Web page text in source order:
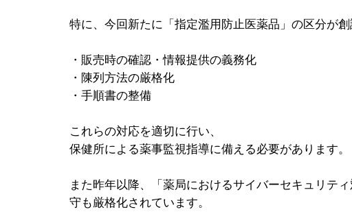
特に、今回新たに「指定濫用防止医薬品」の区分が創
・販売時の確認・情報提供の義務化
・陳列方法の厳格化
・手順書の整備
これらの対応を適切に行い、
保健所による薬事監視指導に備える必要があります。
また昨年以降、「薬局におけるサイバーセキュリテ
守も厳格化されています。